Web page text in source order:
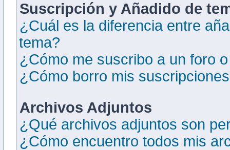
Suscripción y Añadido de
¿Cuál es la diferencia entre
tema?
¿Cómo me suscribo a un foro
¿Cómo borro mis
Archivos Adjuntos
¿Qué archivos adjuntos son
¿Cómo encuentro todos mis